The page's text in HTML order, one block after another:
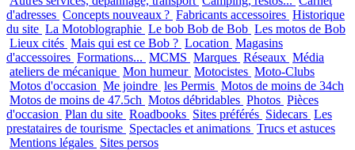
d'adresses Concepts nouveaux ? Fabricants accessoires Historique
du site La Motoblographie Le bob Bob de Bob Les motos de Bob
Lieux cités Mais qui est ce Bob ? Location Magasins
d'accessoires Formations... MCMS Marques Réseaux Média
ateliers de mécanique Mon humeur Motocistes Moto-Clubs
Motos d'occasion Me joindre les Permis Motos de moins de 34ch
Motos de moins de 47.5ch Motos débridables Photos Pièces
d'occasion Plan du site Roadbooks Sites préférés Sidecars Les
prestataires de tourisme Spectacles et animations Trucs et astuces
Mentions légales Sites persos